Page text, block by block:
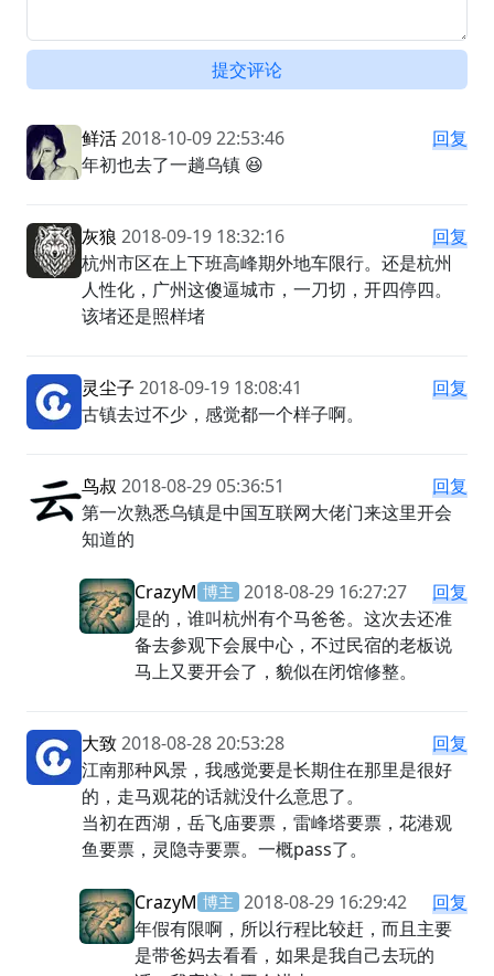
提交评论
鲜活2018-10-09 22:53:46
回复
年初也去了一趟乌镇 😆
灰狼 2018-09-19 18:32:16
回复
杭州市区在上下班高峰期外地车限行。还是杭州
人性化，广州这傻逼城市，一刀切，开四停四。
该堵还是照样堵
灵尘子 2018-09-19 18:08:41
回复
古镇去过不少，感觉都一个样子啊。
鸟叔 2018-08-29 05:36:51
回复
第一次熟悉乌镇是中国互联网大佬门来这里开会
知道的
CrazyM 博主 2018-08-29 16:27:27
回复
是的，谁叫杭州有个马爸爸。这次去还准
备去参观下会展中心，不过民宿的老板说
马上又要开会了，貌似在闭馆修整。
大致2018-08-28 20:53:28
回复
江南那种风景，我感觉要是长期住在那里是很好
的，走马观花的话就没什么意思了。
当初在西湖，岳飞庙要票，雷峰塔要票，花港观
鱼要票，灵隐寺要票。一概pass了。
CrazyM 博主 2018-08-29 16:29:42
回复
年假有限啊，所以行程比较赶，而且主要
是带爸妈去看看，如果是我自己去玩的